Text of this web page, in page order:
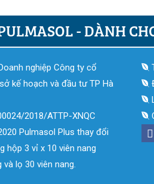
- DÀNH
nghiệp Công ty cổ
kế hoạch và đầu tư TP Hà
2018/ATTP-XNQC
Pulmasol Plus thay đổi
hộp 3 vỉ x 10 viên nang
lọ 30 viên nang.